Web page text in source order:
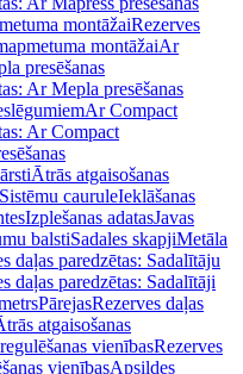
montāžaiRezerves
montāžaiAr
presēšanas
Ar Mepla presēšanas
Ar Compact
Ar Compact
Ātrās atgaisošanas
Sistēmu cauruleIeklāšanas
Izplešanas adatasJavas
balstiSadales skapjiMetāla
daļas paredzētas: Sadalītāju
daļas paredzētas: Sadalītāji
PārejasRezerves daļas
atgaisošanas
vienībasRezerves
vienībasApsildes